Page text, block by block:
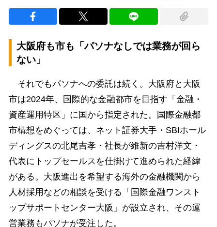
大阪府も市も「パソナなしでは業務が回ら
ない」
それでもパソナへの委託は続く。大阪府と大阪
市は2024年、国際的な金融都市を目指す「金融・
資産運用特区」に国から指定された。国際金融都
市構想をめぐっては、ネット証券大手・SBIホール
ディングスの北尾吉孝・社長が維新の吉村洋文・
代表にトップセールスを仕掛けて進められた経緯
がある。大阪進出を希望する海外の金融機関から
人材採用などの相談を受ける「国際金融ワンスト
ップサポートセンター大阪」が設立され、その運
営業務もパソナが受注した。